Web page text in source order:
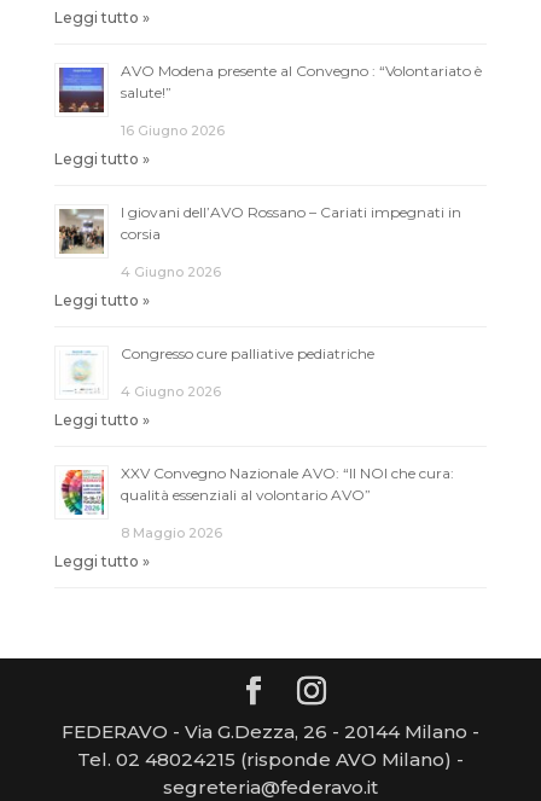
Leggi tutto »
AVO Modena presente al Convegno : “Volontariato è
salute!”
16 Giugno 2026
Leggi tutto »
I giovani dell’AVO Rossano – Cariati impegnati in
corsia
4 Giugno 2026
Leggi tutto »
Congresso cure palliative pediatriche
4 Giugno 2026
Leggi tutto »
XXV Convegno Nazionale AVO: “Il NOI che cura:
qualità essenziali al volontario AVO”
8 Maggio 2026
Leggi tutto »
FEDERAVO - Via G.Dezza, 26 - 20144 Milano -
Tel. 02 48024215 (risponde AVO Milano) -
segreteria@federavo.it